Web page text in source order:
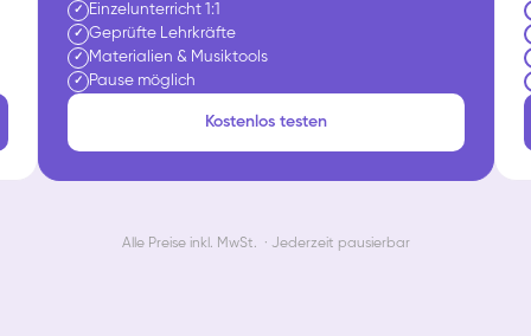
✓ Einzelunterricht 1:1
✓ Geprüfte Lehrkräfte
✓ Materialien & Musiktools
✓ Pause möglich
Kostenlos testen
Alle Preise inkl. MwSt. · Jederzeit pausierbar